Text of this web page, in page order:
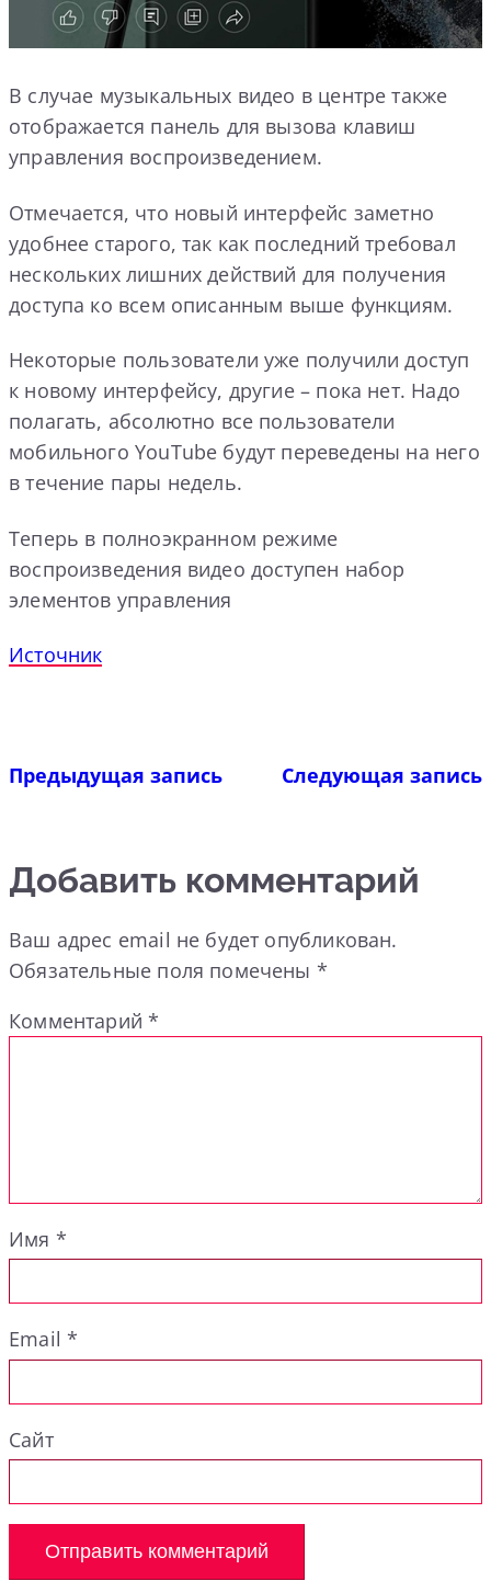
В случае музыкальных видео в центре также
отображается панель для вызова клавиш
управления воспроизведением.
Отмечается, что новый интерфейс заметно
удобнее старого, так как последний требовал
нескольких лишних действий для получения
доступа ко всем описанным выше функциям.
Некоторые пользователи уже получили доступ
к новому интерфейсу, другие – пока нет. Надо
полагать, абсолютно все пользователи
мобильного YouTube будут переведены на него
в течение пары недель.
Теперь в полноэкранном режиме
воспроизведения видео доступен набор
элементов управления
Источник
Предыдущая запись Следующая запись
Добавить комментарий
Ваш адрес email не будет опубликован.
Обязательные поля помечены *
Комментарий*
Имя *
Email*
Сайт